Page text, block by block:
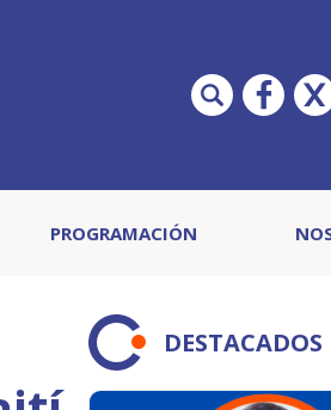
PROGRAMACIÓN
DESTACADOS